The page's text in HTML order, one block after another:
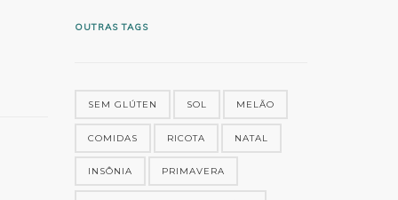
OUTRAS TAGS
SEM GLÚTEN SOL MELÃO
COMIDAS RICOTA NATAL
INSÔNIA PRIMAVERA